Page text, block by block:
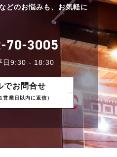
どのお悩みも、 お気軽に
70-3005
日9:30 - 18:30
でお問合せ
1営業日以内に返信）